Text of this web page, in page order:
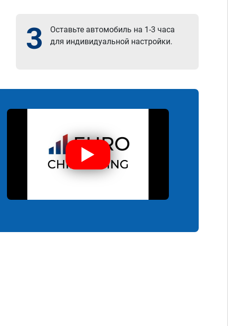
3
Оставьте автомобиль на 1-3 часа
для индивидуальной настройки.